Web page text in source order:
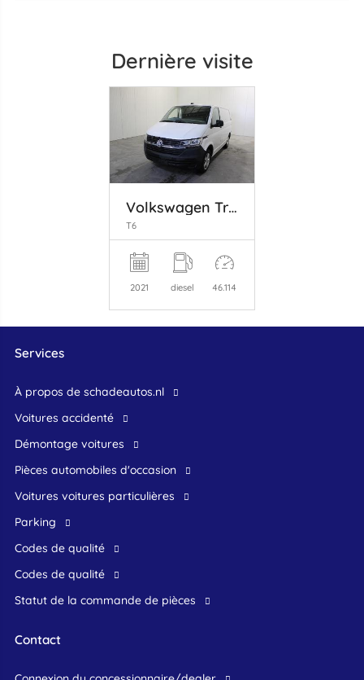
Dernière visite
Volkswagen Transporter
T6
2021 diesel 46.114
Services
À propos de schadeautos.nl
Voitures accidenté
Démontage voitures
Pièces automobiles d'occasion
voitures voitures particulières
Parking
Codes de qualité
Codes de qualité
Statut de la commande de pièces
Contact